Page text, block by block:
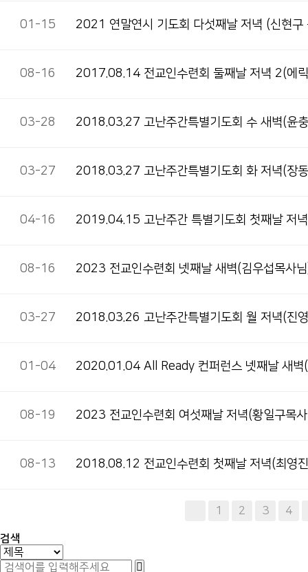
01-15 2021 연말연시 기도회 다섯째날 저녁(신현구
08-16 2017.08.14 전교인수련회 둘째날 저녁 2(에
03-28 2018.03.27 고난주간특별기도회 수 새벽(윤
03-27 2018.03.27 고난주간특별기도회 화 저녁(장
04-16 2019.04.15 고난주간 특별기도회 첫째날 저
08-16 2023 전교인수련회 넷째날 새벽(김우섭목사
03-27 2018.03.26 고난주간특별기도회 월 저녁(진
01-04 2020.01.04 All Ready 컨퍼런스 넷째날 새벽
08-19 2023 전교인수련회 여섯째날 저녁(황일구목
08-13 2018.08.12 전교인수련회 첫째날 저녁(최영
1 2 3 4
검색